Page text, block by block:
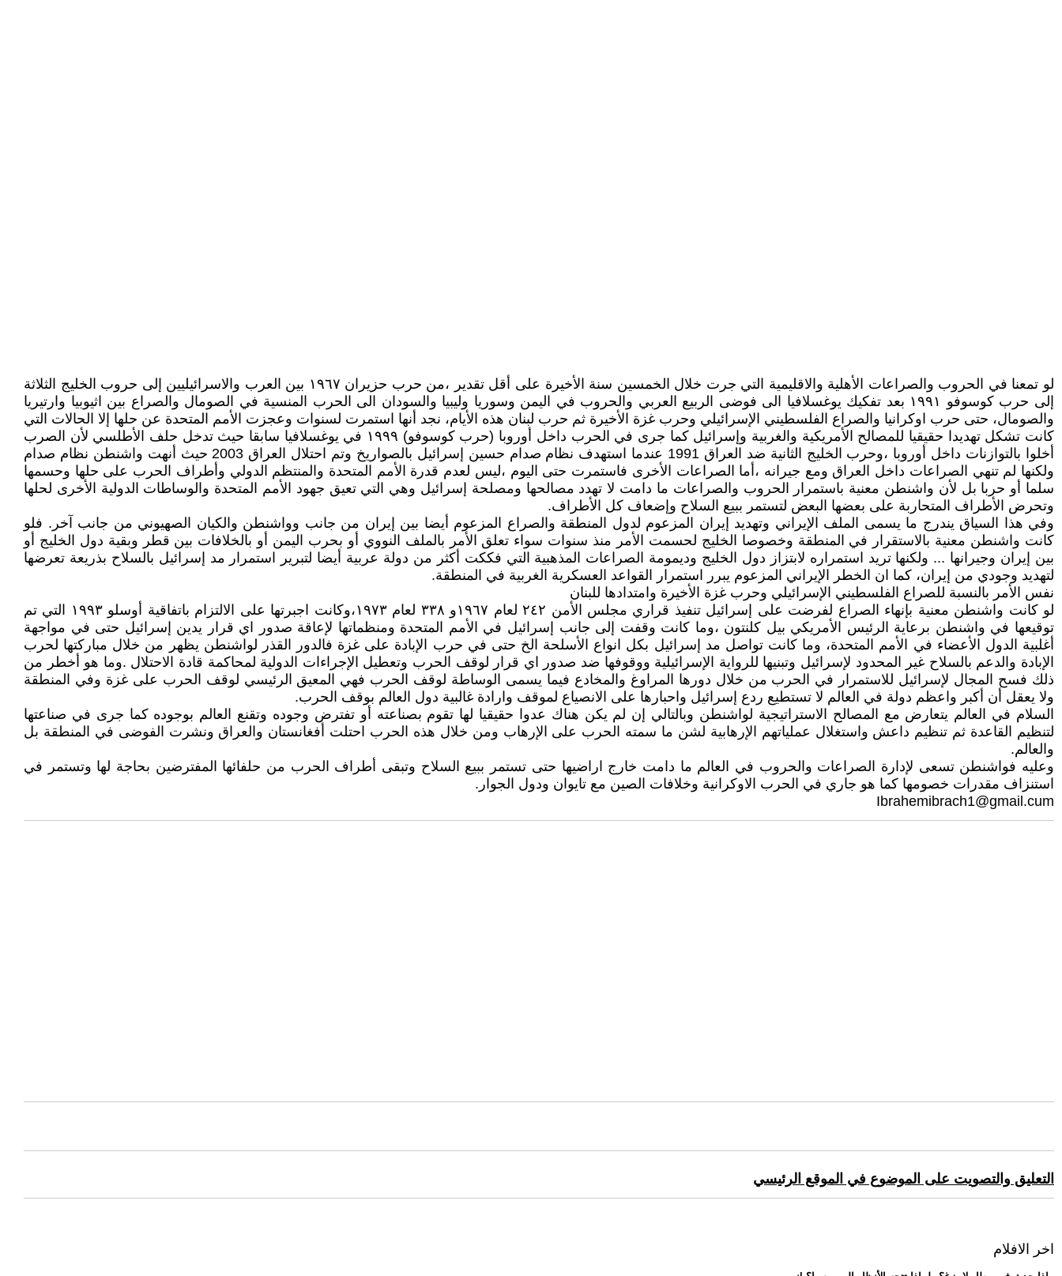
لو تمعنا في الحروب والصراعات الأهلية والاقليمية التي جرت خلال الخمسين سنة الأخيرة على أقل تقدير ،من حرب حزيران ١٩٦٧ بين العرب والاسرائيليين إلى حروب الخليج الثلاثة
إلى حرب كوسوفو ١٩٩١ بعد تفكيك يوغسلافيا الى فوضى الربيع العربي والحروب في اليمن وسوريا وليبيا والسودان الى الحرب المنسية في الصومال والصراع بين اثيوبيا وارتيريا
والصومال، حتى حرب اوكرانيا والصراع الفلسطيني الإسرائيلي وحرب غزة الأخيرة ثم حرب لبنان هذه الأيام، نجد أنها استمرت لسنوات وعجزت الأمم المتحدة عن حلها إلا الحالات التي
كانت تشكل تهديدا حقيقيا للمصالح الأمريكية والغربية وإسرائيل كما جرى في الحرب داخل أوروبا (حرب كوسوفو) ١٩٩٩ في يوغسلافيا سابقا حيث تدخل حلف الأطلسي لأن الصرب
أخلوا بالتوازنات داخل أوروبا ،وحرب الخليج الثانية ضد العراق 1991 عندما استهدف نظام صدام حسين إسرائيل بالصواريخ وتم احتلال العراق 2003 حيث أنهت واشنطن نظام صدام
ولكنها لم تنهي الصراعات داخل العراق ومع جيرانه ،أما الصراعات الأخرى فاستمرت حتى اليوم ،ليس لعدم قدرة الأمم المتحدة والمنتظم الدولي وأطراف الحرب على حلها وحسمها
سلما أو حربا بل لأن واشنطن معنية باستمرار الحروب والصراعات ما دامت لا تهدد مصالحها ومصلحة إسرائيل وهي التي تعيق جهود الأمم المتحدة والوساطات الدولية الأخرى لحلها
وتحرض الأطراف المتحاربة على بعضها البعض لتستمر ببيع السلاح وإضعاف كل الأطراف.
وفي هذا السياق يندرج ما يسمى الملف الإيراني وتهديد إيران المزعوم لدول المنطقة والصراع المزعوم أيضا بين إيران من جانب وواشنطن والكيان الصهيوني من جانب آخر. فلو
كانت واشنطن معنية بالاستقرار في المنطقة وخصوصا الخليج لحسمت الأمر منذ سنوات سواء تعلق الأمر بالملف النووي أو بحرب اليمن أو بالخلافات بين قطر وبقية دول الخليج أو
بين إيران وجيرانها ... ولكنها تريد استمراره لابتزاز دول الخليج وديمومة الصراعات المذهبية التي فككت أكثر من دولة عربية أيضا لتبرير استمرار مد إسرائيل بالسلاح بذريعة تعرضها
لتهديد وجودي من إيران، كما ان الخطر الإيراني المزعوم يبرر استمرار القواعد العسكرية الغربية في المنطقة.
نفس الأمر بالنسبة للصراع الفلسطيني الإسرائيلي وحرب غزة الأخيرة وامتدادها للبنان
لو كانت واشنطن معنية بإنهاء الصراع لفرضت على إسرائيل تنفيذ قراري مجلس الأمن ٢٤٢ لعام ١٩٦٧و ٣٣٨ لعام ١٩٧٣،وكانت اجبرتها على الالتزام باتفاقية أوسلو ١٩٩٣ التي تم
توقيعها في واشنطن برعاية الرئيس الأمريكي بيل كلنتون ،وما كانت وقفت إلى جانب إسرائيل في الأمم المتحدة ومنظماتها لإعاقة صدور اي قرار يدين إسرائيل حتى في مواجهة
أغلبية الدول الأعضاء في الأمم المتحدة، وما كانت تواصل مد إسرائيل بكل انواع الأسلحة الخ حتى في حرب الإبادة على غزة فالدور القذر لواشنطن يظهر من خلال مباركتها لحرب
الإبادة والدعم بالسلاح غير المحدود لإسرائيل وتبنيها للرواية الإسرائيلية ووقوفها ضد صدور اي قرار لوقف الحرب وتعطيل الإجراءات الدولية لمحاكمة قادة الاحتلال .وما هو أخطر من
ذلك فسح المجال لإسرائيل للاستمرار في الحرب من خلال دورها المراوغ والمخادع فيما يسمى الوساطة لوقف الحرب فهي المعيق الرئيسي لوقف الحرب على غزة وفي المنطقة
ولا يعقل أن أكبر واعظم دولة في العالم لا تستطيع ردع إسرائيل واحبارها على الانصياع لموقف وارادة غالبية دول العالم بوقف الحرب.
السلام في العالم يتعارض مع المصالح الاستراتيجية لواشنطن وبالتالي إن لم يكن هناك عدوا حقيقيا لها تقوم بصناعته أو تفترض وجوده وتقنع العالم بوجوده كما جرى في صناعتها
لتنظيم القاعدة ثم تنظيم داعش واستغلال عملياتهم الإرهابية لشن ما سمته الحرب على الإرهاب ومن خلال هذه الحرب احتلت أفغانستان والعراق ونشرت الفوضى في المنطقة بل
والعالم.
وعليه فواشنطن تسعى لإدارة الصراعات والحروب في العالم ما دامت خارج اراضيها حتى تستمر ببيع السلاح وتبقى أطراف الحرب من حلفائها المفترضين بحاجة لها وتستمر في
استنزاف مقدرات خصومها كما هو جاري في الحرب الاوكرانية وخلافات الصين مع تايوان ودول الجوار.
Ibrahemibrach1@gmail.cum
التعليق والتصويت على الموضوع في الموقع الرئيسي
اخر الافلام